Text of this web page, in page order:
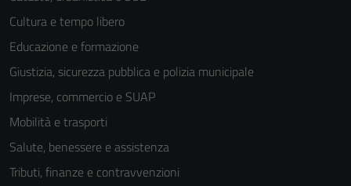
Cultura e tempo libero
Educazione e formazione
Giustizia, sicurezza pubblica e polizia municipale
Imprese, commercio e SUAP
Mobilità e trasporti
Salute, benessere e assistenza
Tributi, finanze e contravvenzioni